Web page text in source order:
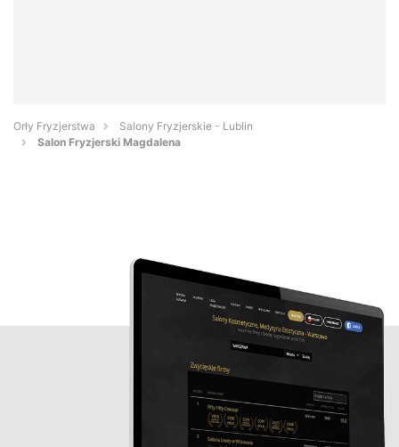
Orły Fryzjerstwa
Salony Fryzjerskie - Lublin
Salon Fryzjerski Magdalena